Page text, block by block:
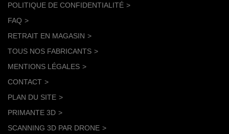
POLITIQUE DE CONFIDENTIALITÉ
FAQ
RETRAIT EN MAGASIN
TOUS NOS FABRICANTS
MENTIONS LÉGALES
CONTACT
PLAN DU SITE
PRIMANTE 3D
SCANNING 3D PAR DRONE